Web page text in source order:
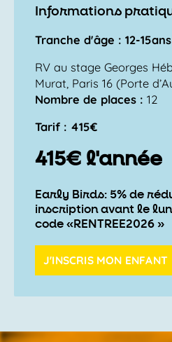
Informations
Tranche d'âge : 12-15ans
RV au stage Georges
Murat, Paris 16 (Porte
Nombre de places : 12
Tarif : 415€
415€ l'année
Early Birds: 5% de
inscription avant le
code «RENTREE2026 »
J'INSCRIS MON ENFANT